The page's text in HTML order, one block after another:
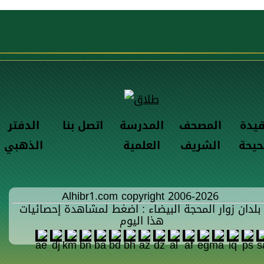
الدفتر
الذهبي
اتصل بنا
المدرسة
العلمية
المصحف
الشريف
Alhibr1.com copyright 2006-2026
بلدان زوار المحجة البيضاء : اضغط لمشاهدة إحصائيات
هذا اليوم